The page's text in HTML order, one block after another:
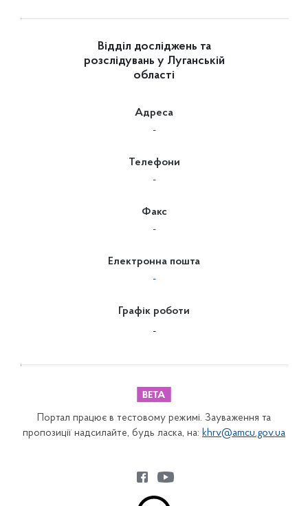
Відділ досліджень та
розслідувань у Луганській
області
Адреса
-
Телефони
-
Факс
-
Електронна пошта
-
Графік роботи
-
Портал працює в тестовому режимі. Зауваження та
пропозиції надсилайте, будь ласка, на: khrv@amcu.gov.ua